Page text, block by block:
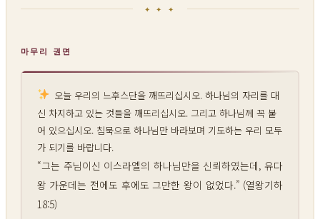
✦ ✦ ✦
마무리 권면
오늘 우리의 느후스단을 깨뜨리십시오. 하나님의 자리를 대
신 차지하고 있는 것들을 깨뜨리십시오. 그리고 하나님께 꼭 붙
어 있으십시오. 침묵으로 하나님만 바라보며 기도하는 우리 모두
가 되기를 바랍니다.
“그는 주님이신 이스라엘의 하나님만을 신뢰하였는데, 유다
왕 가운데는 전에도 후에도 그만한 왕이 없었다.” (열왕기하
18:5)